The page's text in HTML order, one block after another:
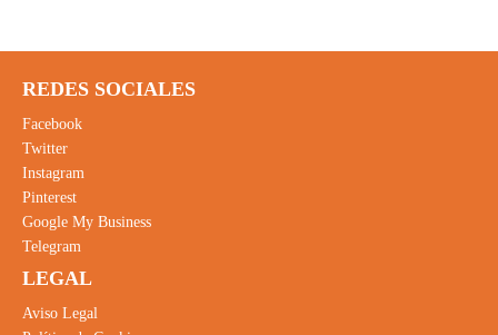
REDES SOCIALES
Facebook
Twitter
Instagram
Pinterest
Google My Business
Telegram
LEGAL
Aviso Legal